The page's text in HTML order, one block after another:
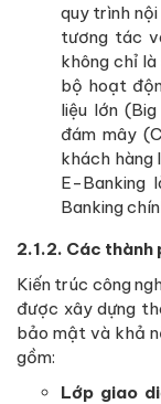
quy trình
tương tác
không chỉ
bộ hoạt
liệu lớn
đám mây
khách hàng
E-Banking
Banking
2.1.2. Các thành
Kiến trúc công
được xây dựng
bảo mật và khả
gồm:
Lớp giao